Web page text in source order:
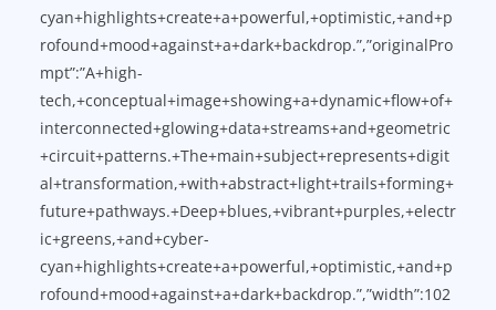
cyan+highlights+create+a+powerful,+optimistic,+and+p
rofound+mood+against+a+dark+backdrop.”,”originalPro
mpt”:”A+high-
tech,+conceptual+image+showing+a+dynamic+flow+of+
interconnected+glowing+data+streams+and+geometric
+circuit+patterns.+The+main+subject+represents+digit
al+transformation,+with+abstract+light+trails+forming+
future+pathways.+Deep+blues,+vibrant+purples,+electr
ic+greens,+and+cyber-
cyan+highlights+create+a+powerful,+optimistic,+and+p
rofound+mood+against+a+dark+backdrop.”,”width”:102